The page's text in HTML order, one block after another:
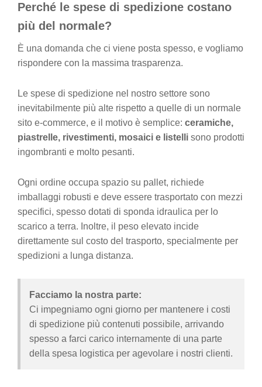
Perché le spese di spedizione costano
più del normale?
È una domanda che ci viene posta spesso, e vogliamo
rispondere con la massima trasparenza.
Le spese di spedizione nel nostro settore sono
inevitabilmente più alte rispetto a quelle di un normale
sito e-commerce, e il motivo è semplice: ceramiche,
piastrelle, rivestimenti, mosaici e listelli sono prodotti
ingombranti e molto pesanti.
Ogni ordine occupa spazio su pallet, richiede
imballaggi robusti e deve essere trasportato con mezzi
specifici, spesso dotati di sponda idraulica per lo
scarico a terra. Inoltre, il peso elevato incide
direttamente sul costo del trasporto, specialmente per
spedizioni a lunga distanza.
Facciamo la nostra parte:
Ci impegniamo ogni giorno per mantenere i costi
di spedizione più contenuti possibile, arrivando
spesso a farci carico internamente di una parte
della spesa logistica per agevolare i nostri clienti.